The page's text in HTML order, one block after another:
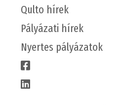
Qulto hírek
Pályázati hírek
Nyertes pályázatok